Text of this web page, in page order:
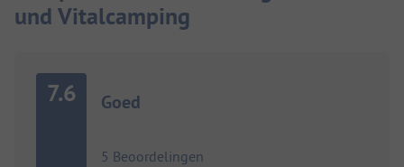
und Vitalcamping
7.6 Goed
5 Beoordelingen